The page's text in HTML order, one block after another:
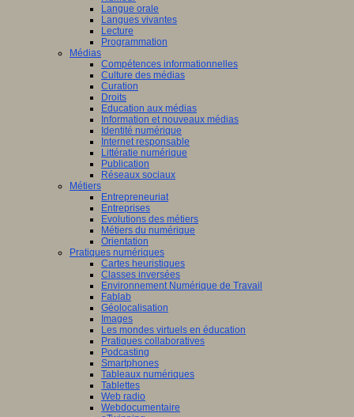
Langue orale
Langues vivantes
Lecture
Programmation
Médias
Compétences informationnelles
Culture des médias
Curation
Droits
Education aux médias
Information et nouveaux médias
Identité numérique
Internet responsable
Littératie numérique
Publication
Réseaux sociaux
Métiers
Entrepreneuriat
Entreprises
Evolutions des métiers
Métiers du numérique
Orientation
Pratiques numériques
Cartes heuristiques
Classes inversées
Environnement Numérique de Travail
Fablab
Géolocalisation
Images
Les mondes virtuels en éducation
Pratiques collaboratives
Podcasting
Smartphones
Tableaux numériques
Tablettes
Web radio
Webdocumentaire